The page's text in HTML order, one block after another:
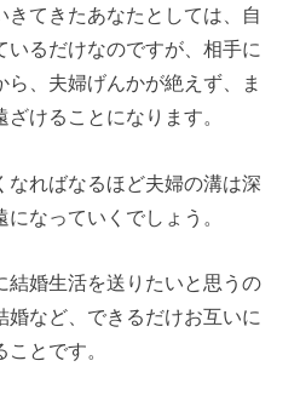
てきたあなたとしては、自
るだけなのですが、相手に
、夫婦げんかが絶えず、ま
けることになります。
なればなるほど夫婦の溝は深
なっていくでしょう。
結婚生活を送りたいと思うの
婚など、できるだけお互いに
とです。